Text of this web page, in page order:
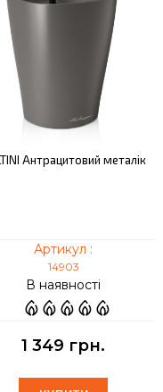
Антрацитовий металік
Артикул :
14903
В наявності
1 349 грн.